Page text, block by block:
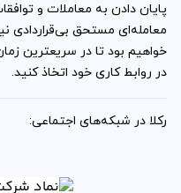
پایان دادن به معاملات و
معامله‌ای مستحق
خواهیم بود تا در سریعترین
در روابط کاری خود اتخاذ کنید.
رکلا در شبکه‌های اجتماعی: